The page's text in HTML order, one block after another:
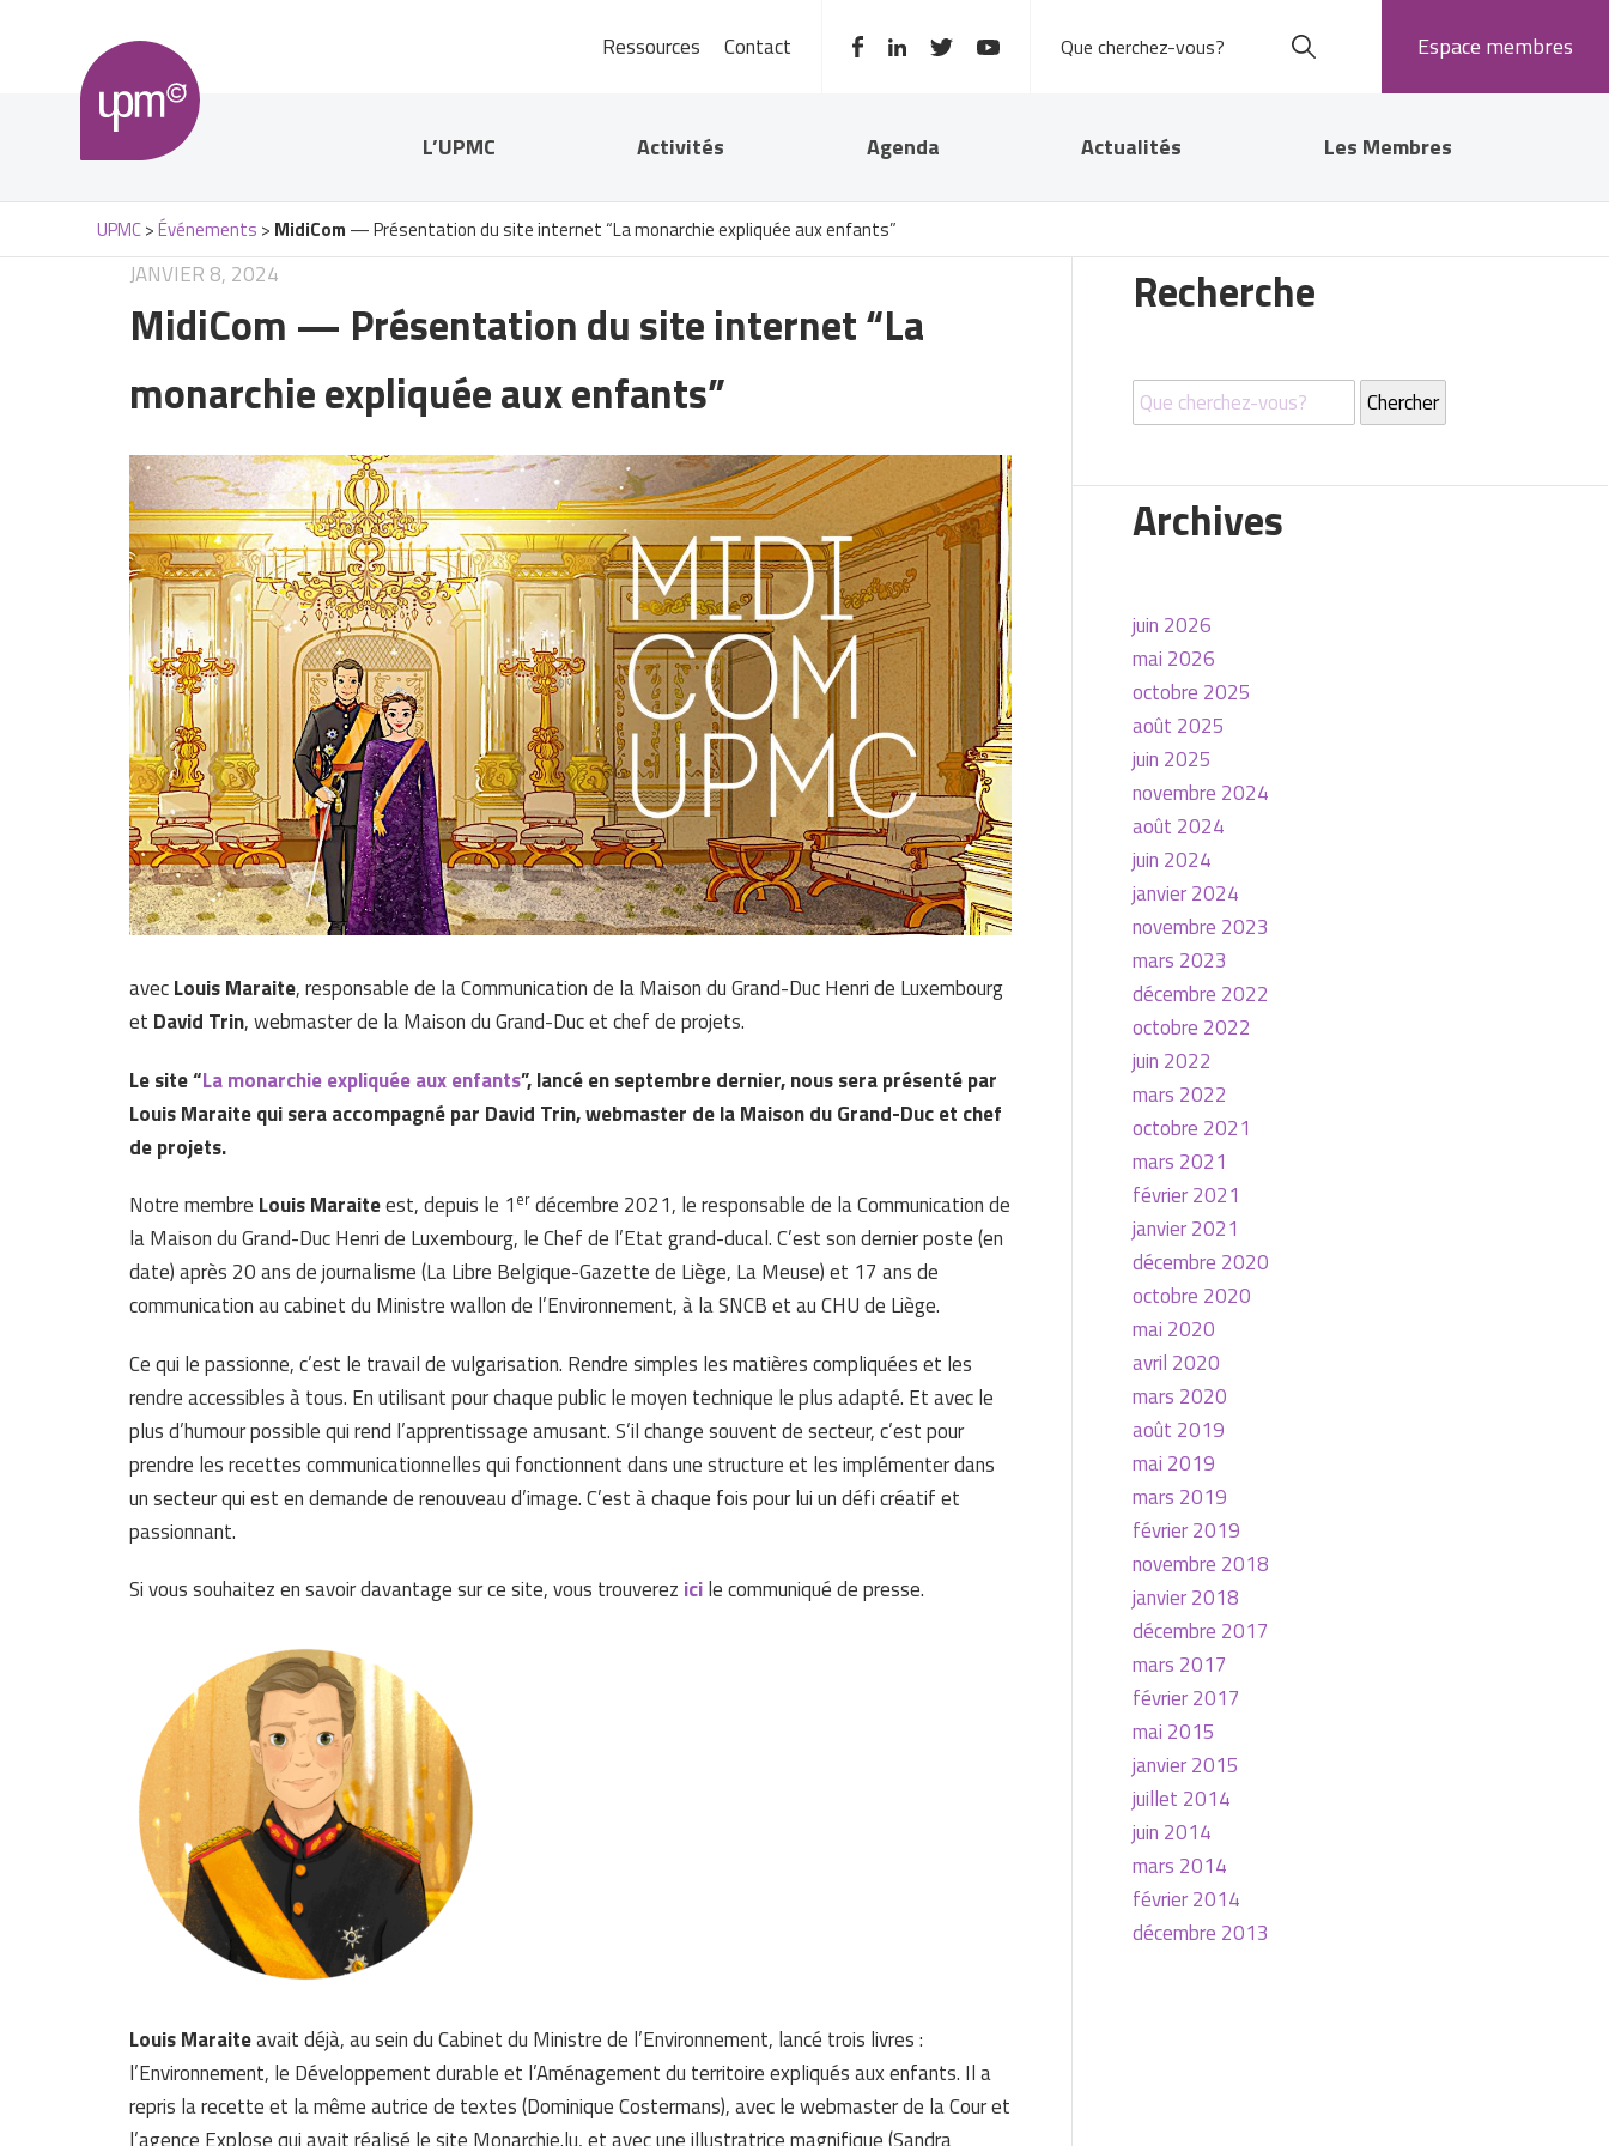
Ressources Contact Espace membres
L’UPMC Activités Agenda Actualités Les Membres
UPMC>Événements > MidiCom — Présentation du site internet “La monarchie expliquée aux enfants”
JANVIER 8, 2024
MidiCom — Présentation du site internet “La
monarchie expliquée aux enfants”
avecLouis Maraite, responsable de la Communication de la Maison du Grand-Duc Henri de Luxembourg
et David Trin, webmaster de la Maison du Grand-Duc et chef de projets.
Le site “La monarchie expliquée aux enfants”, lancé en septembre dernier, nous sera présenté par
Louis Maraite qui sera accompagné par David Trin, webmaster de la Maison du Grand-Duc et chef
de projets.
Notre membre Louis Maraiteest, depuis le 1 erdécembre 2021, le responsable de la Communication de
la Maison du Grand-Duc Henri de Luxembourg, le Chef de l’Etat grand-ducal. C’est son dernier poste (en
date) après 20 ans de journalisme (La Libre Belgique-Gazette de Liège, La Meuse) et 17 ans de
communication au cabinet du Ministre wallon de l’Environnement, à la SNCB et au CHU de Liège.
Ce qui le passionne, c’est le travail de vulgarisation. Rendre simples les matières compliquées et les
rendre accessibles à tous. En utilisant pour chaque public le moyen technique le plus adapté. Et avec le
plus d’humour possible qui rend l’apprentissage amusant. S’il change souvent de secteur, c’est pour
prendre les recettes communicationnelles qui fonctionnent dans une structure et les implémenter dans
un secteur qui est en demande de renouveau d’image. C’est à chaque fois pour lui un défi créatif et
passionnant.
Si vous souhaitez en savoir davantage sur ce site, vous trouverez icile communiqué de presse.
Louis Maraiteavait déjà, au sein du Cabinet du Ministre de l’Environnement, lancé trois livres :
l’Environnement, le Développement durable et l’Aménagement du territoire expliqués aux enfants. Il a
repris la recette et la même autrice de textes (Dominique Costermans), avec le webmaster de la Cour et
Recherche
Archives
juin 2026
mai 2026
octobre 2025
août 2025
juin 2025
novembre 2024
août 2024
juin 2024
janvier 2024
novembre 2023
mars 2023
décembre 2022
octobre 2022
juin 2022
mars 2022
octobre 2021
mars 2021
février 2021
janvier 2021
décembre 2020
octobre 2020
mai 2020
avril 2020
mars 2020
août 2019
mai 2019
mars 2019
février 2019
novembre 2018
janvier 2018
décembre 2017
mars 2017
février 2017
mai 2015
janvier 2015
juillet 2014
juin 2014
mars 2014
février 2014
décembre 2013